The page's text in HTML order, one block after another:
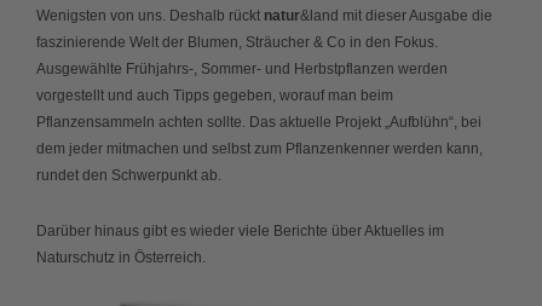
Wenigsten von uns. Deshalb rückt natur&land mit dieser Ausgabe die
faszinierende Welt der Blumen, Sträucher & Co in den Fokus.
Ausgewählte Frühjahrs-, Sommer- und Herbstpflanzen werden
vorgestellt und auch Tipps gegeben, worauf man beim
Pflanzensammeln achten sollte. Das aktuelle Projekt „Aufblühn“, bei
dem jeder mitmachen und selbst zum Pflanzenkenner werden kann,
rundet den Schwerpunkt ab.
Darüber hinaus gibt es wieder viele Berichte über Aktuelles im
Naturschutz in Österreich.